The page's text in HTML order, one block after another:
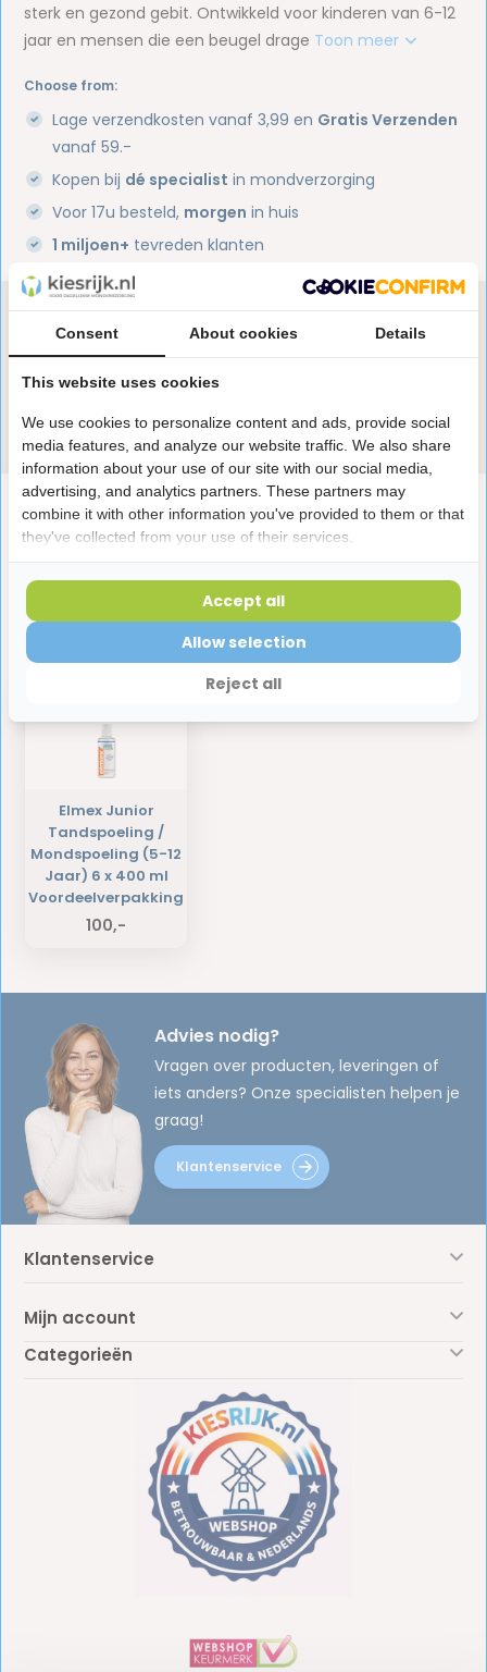
sterk en gezond gebit. Ontwikkeld voor kinderen van 6-12
jaar en mensen die een beugel drage Toon meer
Choose from:
Lage verzendkosten vanaf 3,99 en Gratis Verzenden
vanaf 59.-
Kopen bij dé specialist in mondverzorging
Voor 17u besteld, morgen in huis
1 miljoen+ tevreden klanten
Productomschrijving
Heb je een vraag over dit product?
Onze specialisten helpen je graag! Spreek ons aan
in de chat of stuur een e-mail.
Stuur e-mail
Laatst bekeken producten
Elmex Junior
Tandspoeling /
Mondspoeling (5-12
Jaar) 6 x 400 ml
Voordeelverpakking
100,-
Advies nodig?
Vragen over producten, leveringen of
iets anders? Onze specialisten helpen je
graag!
Klantenservice
Klantenservice
Mijn account
Categorieën
Consent About cookies Details
This website uses cookies
We use cookies to personalize content and ads, provide social
media features, and analyze our website traffic. We also share
information about your use of our site with our social media,
advertising, and analytics partners. These partners may
combine it with other information you've provided to them or that
they've collected from your use of their services.
Reject all
Allow selection
Accept all